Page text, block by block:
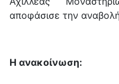
αποφάσισε την
Η ανακοίνωση: